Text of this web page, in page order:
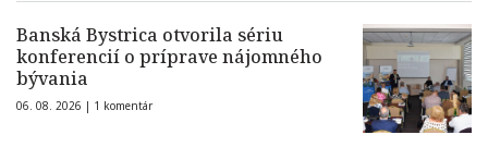
Banská Bystrica otvorila sériu
konferencií o príprave nájomného
bývania
06. 08. 2026 | 1 komentár